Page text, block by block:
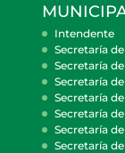
Intendente
Secretaría
Secretaría
Secretaría
Secretaría
Secretaría
Secretaría
Secretaría